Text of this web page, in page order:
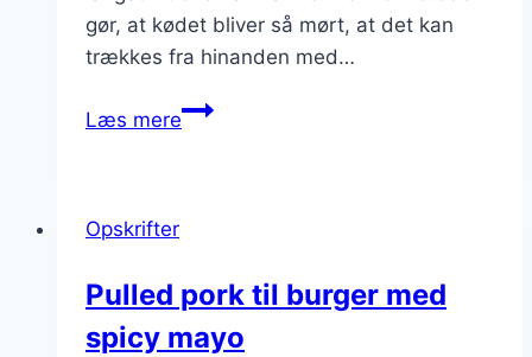
gør, at kødet bliver så mørt, at det kan
trækkes fra hinanden med…
Læs merePulled
let
frokost
Opskrifter
Pulled pork til burger med
spicy mayo